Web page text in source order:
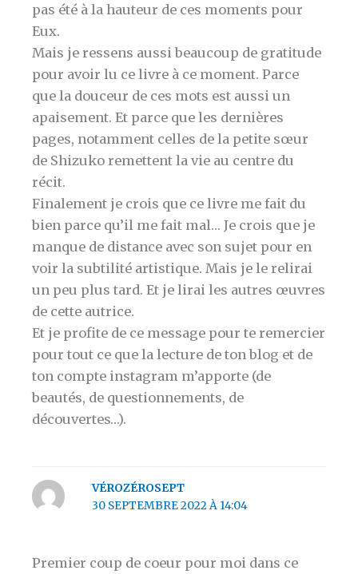
pas été à la hauteur de ces moments pour
Eux.
Mais je ressens aussi beaucoup de gratitude
pour avoir lu ce livre à ce moment. Parce
que la douceur de ces mots est aussi un
apaisement. Et parce que les dernières
pages, notamment celles de la petite sœur
de Shizuko remettent la vie au centre du
récit.
Finalement je crois que ce livre me fait du
bien parce qu’il me fait mal… Je crois que je
manque de distance avec son sujet pour en
voir la subtilité artistique. Mais je le relirai
un peu plus tard. Et je lirai les autres œuvres
de cette autrice.
Et je profite de ce message pour te remercier
pour tout ce que la lecture de ton blog et de
ton compte instagram m’apporte (de
beautés, de questionnements, de
découvertes…).
VÉROZÉROSEPT
30 SEPTEMBRE 2022 À 14:04
Premier coup de coeur pour moi dans ce